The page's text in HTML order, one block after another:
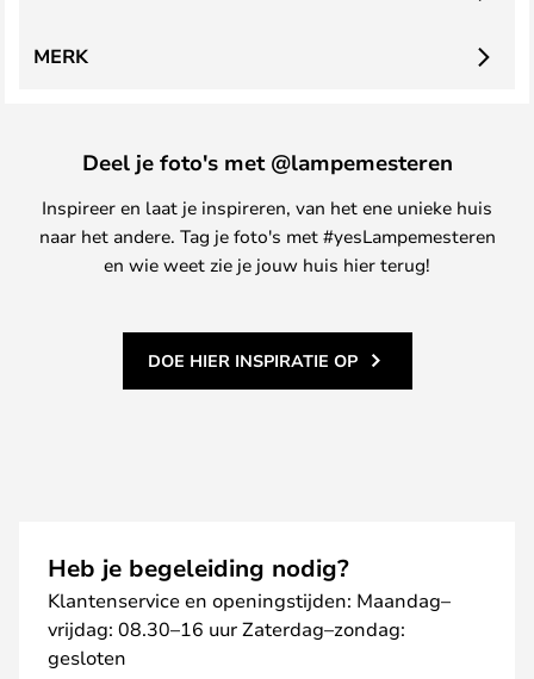
MERK
Deel je foto's met @lampemesteren
Inspireer en laat je inspireren, van het ene unieke huis
naar het andere. Tag je foto's met #yesLampemesteren
en wie weet zie je jouw huis hier terug!
DOE HIER INSPIRATIE OP
Heb je begeleiding nodig?
Klantenservice en openingstijden: Maandag–
vrijdag: 08.30–16 uur Zaterdag–zondag:
gesloten